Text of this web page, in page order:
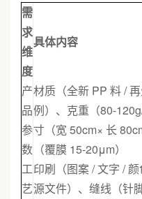
需
求
维
度
具体内容
产
品
参
数
材质（全新 PP 料 /
例）、克重（80-
寸（宽 50cm× 长
（覆膜 15-20μm）
工
艺
印刷（图案 / 文字 /
源文件）、缝线（针